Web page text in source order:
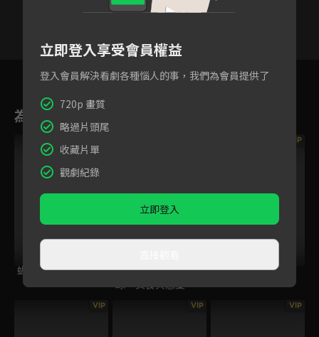
25 26 27 28 29
為您推薦
蝴蝶飛飛
福岡鷹援日記：棒
球、美食與戀愛
VIP
慾情狂愛
VIP VIP VIP
立即登入享受會員權益
登入會員解決看劇各種惱人的事，我們為會員提供了
720p 畫質
略過片頭尾
收藏片單
觀劇紀錄
立即登入